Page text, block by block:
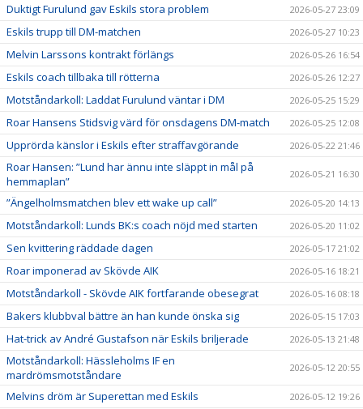
Duktigt Furulund gav Eskils stora problem 2026-05-27 23:09
Eskils trupp till DM-matchen 2026-05-27 10:23
Melvin Larssons kontrakt förlängs 2026-05-26 16:54
Eskils coach tillbaka till rötterna 2026-05-26 12:27
Motståndarkoll: Laddat Furulund väntar i DM 2026-05-25 15:29
Roar Hansens Stidsvig värd för onsdagens DM-match 2026-05-25 12:08
Upprörda känslor i Eskils efter straffavgörande 2026-05-22 21:46
Roar Hansen: ”Lund har ännu inte släppt in mål på
hemmaplan”
2026-05-21 16:30
”Ängelholmsmatchen blev ett wake up call” 2026-05-20 14:13
Motståndarkoll: Lunds BK:s coach nöjd med starten 2026-05-20 11:02
Sen kvittering räddade dagen 2026-05-17 21:02
Roar imponerad av Skövde AIK 2026-05-16 18:21
Motståndarkoll - Skövde AIK fortfarande obesegrat 2026-05-16 08:18
Bakers klubbval bättre än han kunde önska sig 2026-05-15 17:03
Hat-trick av André Gustafson när Eskils briljerade 2026-05-13 21:48
Motståndarkoll: Hässleholms IF en
mardrömsmotståndare
2026-05-12 20:55
Melvins dröm är Superettan med Eskils 2026-05-12 19:26